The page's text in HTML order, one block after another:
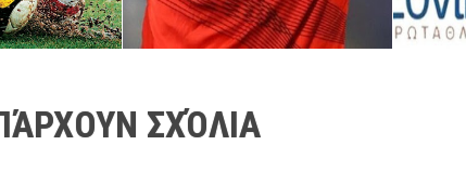
ΣΧΌΛΙΑ